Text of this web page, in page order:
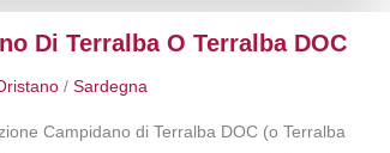
Di Terralba O Terralba DOC
/Sardegna
Campidano di Terralba DOC (o Terralba